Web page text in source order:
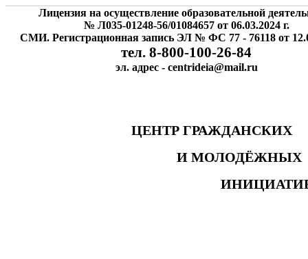
Лицензия на осуществление образовательной
№ Л035-01248-56/01084657 от 06.03.2024 г.
СМИ. Регистрационная запись ЭЛ № ФС 77 - 76118 от
тел. 8-800-100-26-84
эл. адрес - centrideia@mail.ru
ЦЕНТР
И